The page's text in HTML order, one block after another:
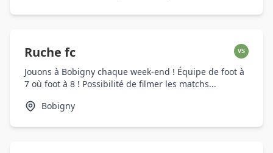
Ruche fc VS
Jouons à Bobigny chaque week-end ! Équipe de foot à
7 où foot à 8 ! Possibilité de filmer les matchs...
Bobigny